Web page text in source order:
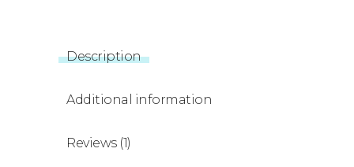
Description
Additional information
Reviews (1)